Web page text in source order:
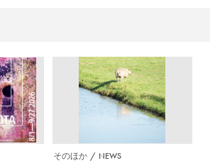
そのほか NEWS